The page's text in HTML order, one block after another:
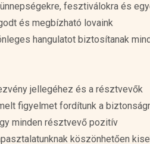
fesztiválokra és
és megbízható lovaink
hangulatot biztosítanak
jellegéhez és a résztvevők
figyelmet fordítunk a
minden résztvevő pozitív
köszönhetően